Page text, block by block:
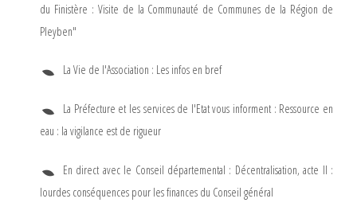
du Finistère : Visite de la Communauté de Communes de la Région de
Pleyben"
La Vie de l'Association : Les infos en bref
La Préfecture et les services de l'Etat vous informent : Ressource en
eau : la vigilance est de rigueur
En direct avec le Conseil départemental : Décentralisation, acte II :
lourdes conséquences pour les finances du Conseil général